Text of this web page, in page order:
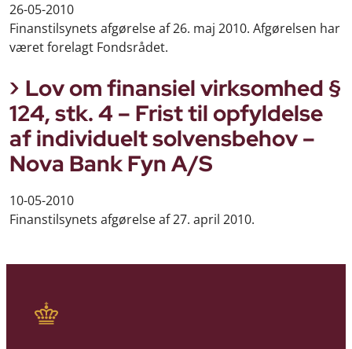
26-05-2010
Finanstilsynets afgørelse af 26. maj 2010. Afgørelsen har
været forelagt Fondsrådet.
Lov om finansiel virksomhed §
124, stk. 4 – Frist til opfyldelse
af individuelt solvensbehov –
Nova Bank Fyn A/S
10-05-2010
Finanstilsynets afgørelse af 27. april 2010.